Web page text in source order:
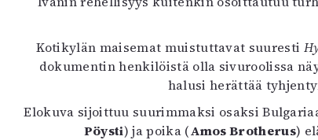
Kotikylän maisemat muistuttavat suuresti
dokumentin henkilöistä olla sivuroolissa
halusi herättää
Elokuva sijoittuu suurimmaksi osaksi
Pöysti) ja poika (Amos Brotherus)